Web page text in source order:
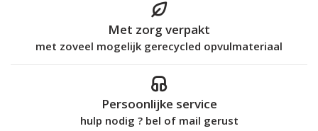
Met zorg verpakt
met zoveel mogelijk gerecycled opvulmateriaal
Persoonlijke service
hulp nodig ? bel of mail gerust